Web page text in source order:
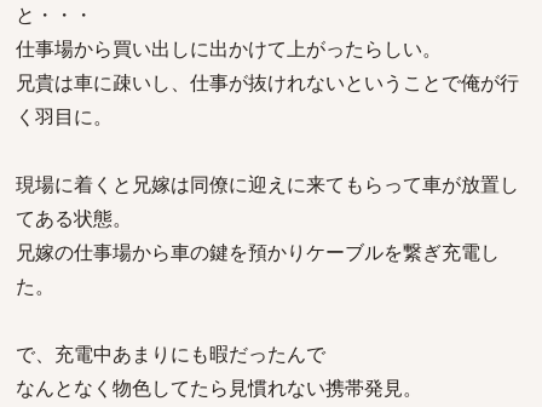
と・・・
仕事場から買い出しに出かけて上がったらしい。
兄貴は車に疎いし、仕事が抜けれないということで俺が行
く羽目に。
現場に着くと兄嫁は同僚に迎えに来てもらって車が放置し
てある状態。
兄嫁の仕事場から車の鍵を預かりケーブルを繋ぎ充電し
た。
で、充電中あまりにも暇だったんで
なんとなく物色してたら見慣れない携帯発見。